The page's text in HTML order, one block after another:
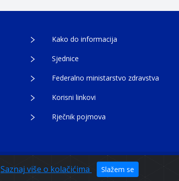
Saznaj više o kolačićima Slažem se
Kako do informacija
Sjednice
Federalno ministarstvo zdravstva
Korisni linkovi
Rječnik pojmova